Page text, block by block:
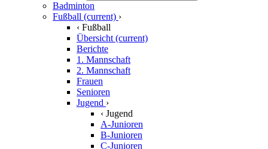
Badminton
Fußball (current) ›
‹ Fußball
Übersicht (current)
Berichte
1. Mannschaft
2. Mannschaft
Frauen
Senioren
Jugend ›
‹ Jugend
A-Junioren
B-Junioren
C-Junioren